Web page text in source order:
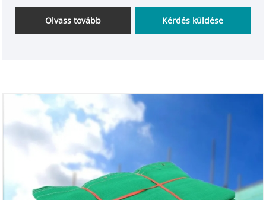
Olvass tovább Kérdés küldése